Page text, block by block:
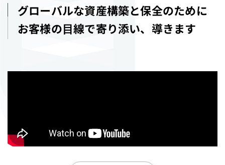
グローバルな資産構築と保全のために
お客様の⽬線で寄り添い、導きます